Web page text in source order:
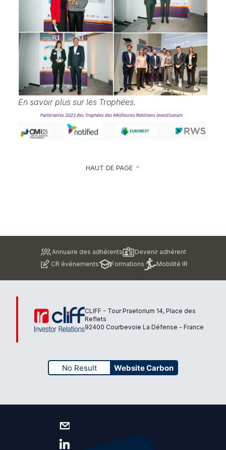
En savoir plus sur les Trophées.
HAUT DE PAGE keyboard_arrow_up
Annuaire des adhérents
Devenir adhérent
CR événements
Formations Mobilité IR
CLIFF - Tour Praetorium 14, Place des
Reflets
92400 Courbevoie La Défense - France
No Result Website Carbon